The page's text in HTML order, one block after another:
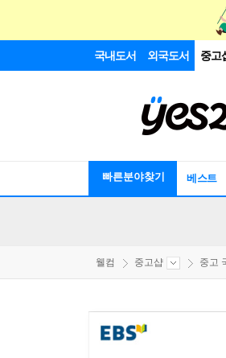
국내도서 외국도서 중고
빠른분야찾기 베스트
웰컴 중고샵 중고